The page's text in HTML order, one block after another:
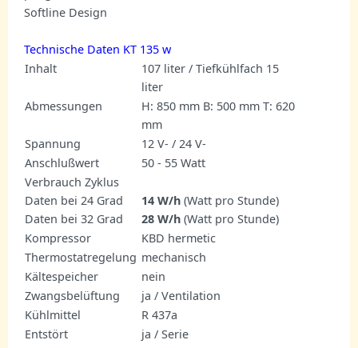
Softline Design
Technische Daten KT 135 w
Inhalt
107 liter / Tiefkühlfach 15
liter
Abmessungen
H: 850 mm B: 500 mm T: 620
mm
Spannung
12 V- / 24 V-
Anschlußwert
50 - 55 Watt
Verbrauch Zyklus
Daten bei 24 Grad
Daten bei 32 Grad
14 W/h (Watt pro Stunde)
28 W/h (Watt pro Stunde)
Kompressor
KBD hermetic
Thermostatregelung mechanisch
Kältespeicher
nein
Zwangsbelüftung
ja / Ventilation
Kühlmittel
R 437a
Entstört
ja / Serie